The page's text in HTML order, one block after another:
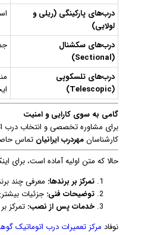
درب‌های پارکینگی (ریلی و
لولایی)
درب‌های سکشنال
(Sectional)
درب‌های تلسکوپی
(Telescopic)
گامی به سوی کارایی و امنیت
برای مشاوره تخصصی و انتخاب درب
کارشناسانمهردرب ایرانیان تماس
حالا که متن اولیه آماده است، برای
تمرکز بر برندها: معرفی چند
توضیحات فنی: جزئیات
خدمات پس از نصب: تمرکز
نوفاد مرکز تعمیرات درب اتوماتیک